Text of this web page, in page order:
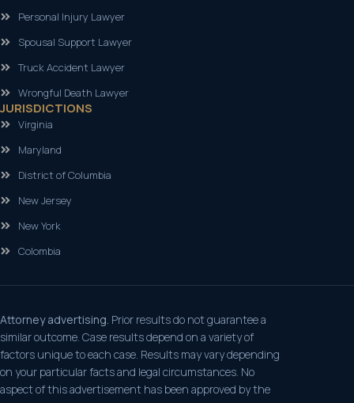
Personal Injury Lawyer
Spousal Support Lawyer
Truck Accident Lawyer
Wrongful Death Lawyer
JURISDICTIONS
Virginia
Maryland
District of Columbia
New Jersey
New York
Colombia
Attorney advertising. Prior results do not guarantee a
similar outcome. Case results depend on a variety of
factors unique to each case. Results may vary depending
on your particular facts and legal circumstances. No
aspect of this advertisement has been approved by the